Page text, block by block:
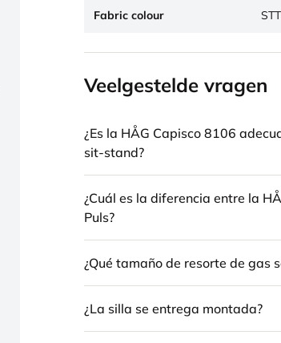
Fabric colour
Veelgestelde vragen
¿Es la HÅG Capisco 8106
sit-stand?
¿Cuál es la diferencia entre la
Puls?
¿Qué tamaño de resorte de gas
¿La silla se entrega montada?